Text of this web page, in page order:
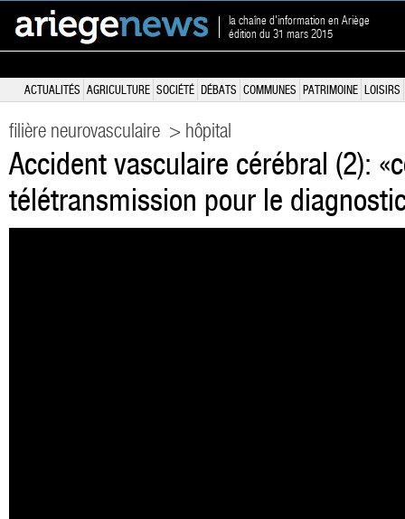
la chaîne d'information en Ariège
édition du 31 mars 2015
ACTUALITÉS AGRICULTURE SOCIÉTÉ DÉBATS COMMUNES PATRIMOINE LOISIRS
filière neurovasculaire > hôpital
Accident vasculaire cérébral (2):
télétransmission pour le